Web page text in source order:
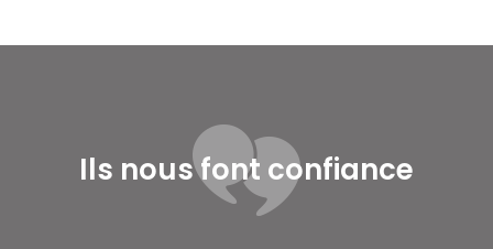
Ils nous font confiance